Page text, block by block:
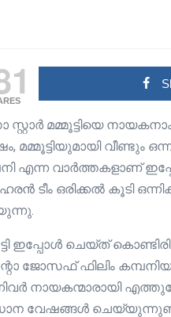
സ്റ്റാർ മമ്മൂട്ടിയെ
മമ്മൂട്ടിയുമായി വീണ്ടും
എന്ന വാർത്തകളാണ്
ടീം ഒരിക്കൽ കൂടി
ഇപ്പോൾ ചെയ്ത്
ജോസഫ് ഫിലിം
നായകന്മാരായി
വേഷങ്ങൾ ചെയ്യുന്നുണ്ട്.